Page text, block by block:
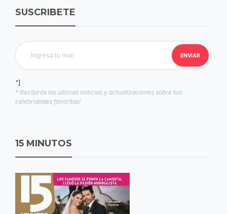
SUSCRIBETE
"]
* Recibirás las últimas noticias y actualizaciones sobre tus
celebridades favoritas!
15 MINUTOS